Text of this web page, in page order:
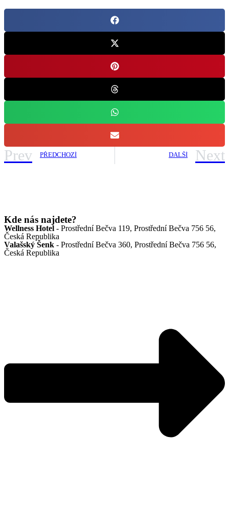
Prev PŘEDCHOZÍ DALŠÍ Next
Kde nás najdete?
Wellness Hotel - Prostřední Bečva 119, Prostřední Bečva 756 56,
Česká Republika
Valašský Šenk - Prostřední Bečva 360, Prostřední Bečva 756 56,
Česká Republika